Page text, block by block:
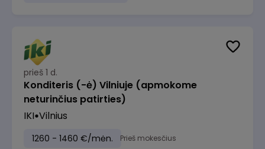
prieš 1 d.
Konditeris (-ė) Vilniuje (apmokome
neturinčius patirties)
IKI Vilnius
1260 - 1460 €/mėn. Prieš mokesčius